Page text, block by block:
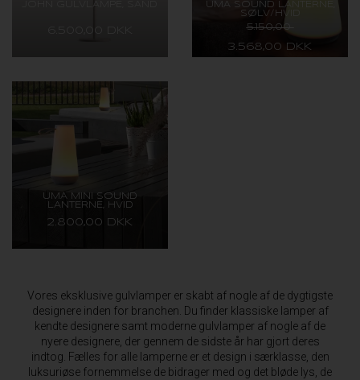
UMA SOUND LANTERNE,
SØLV/HVID
5.150,00
3.568,00 DKK
UMA MINI SOUND
LANTERNE, HVID
2.800,00 DKK
Vores eksklusive gulvlamper er skabt af nogle af de dygtigste
designere inden for branchen. Du finder klassiske lamper af
kendte designere samt moderne gulvlamper af nogle af de
nyere designere, der gennem de sidste år har gjort deres
indtog. Fælles for alle lamperne er et design i særklasse, den
luksuriøse fornemmelse de bidrager med og det bløde lys, de